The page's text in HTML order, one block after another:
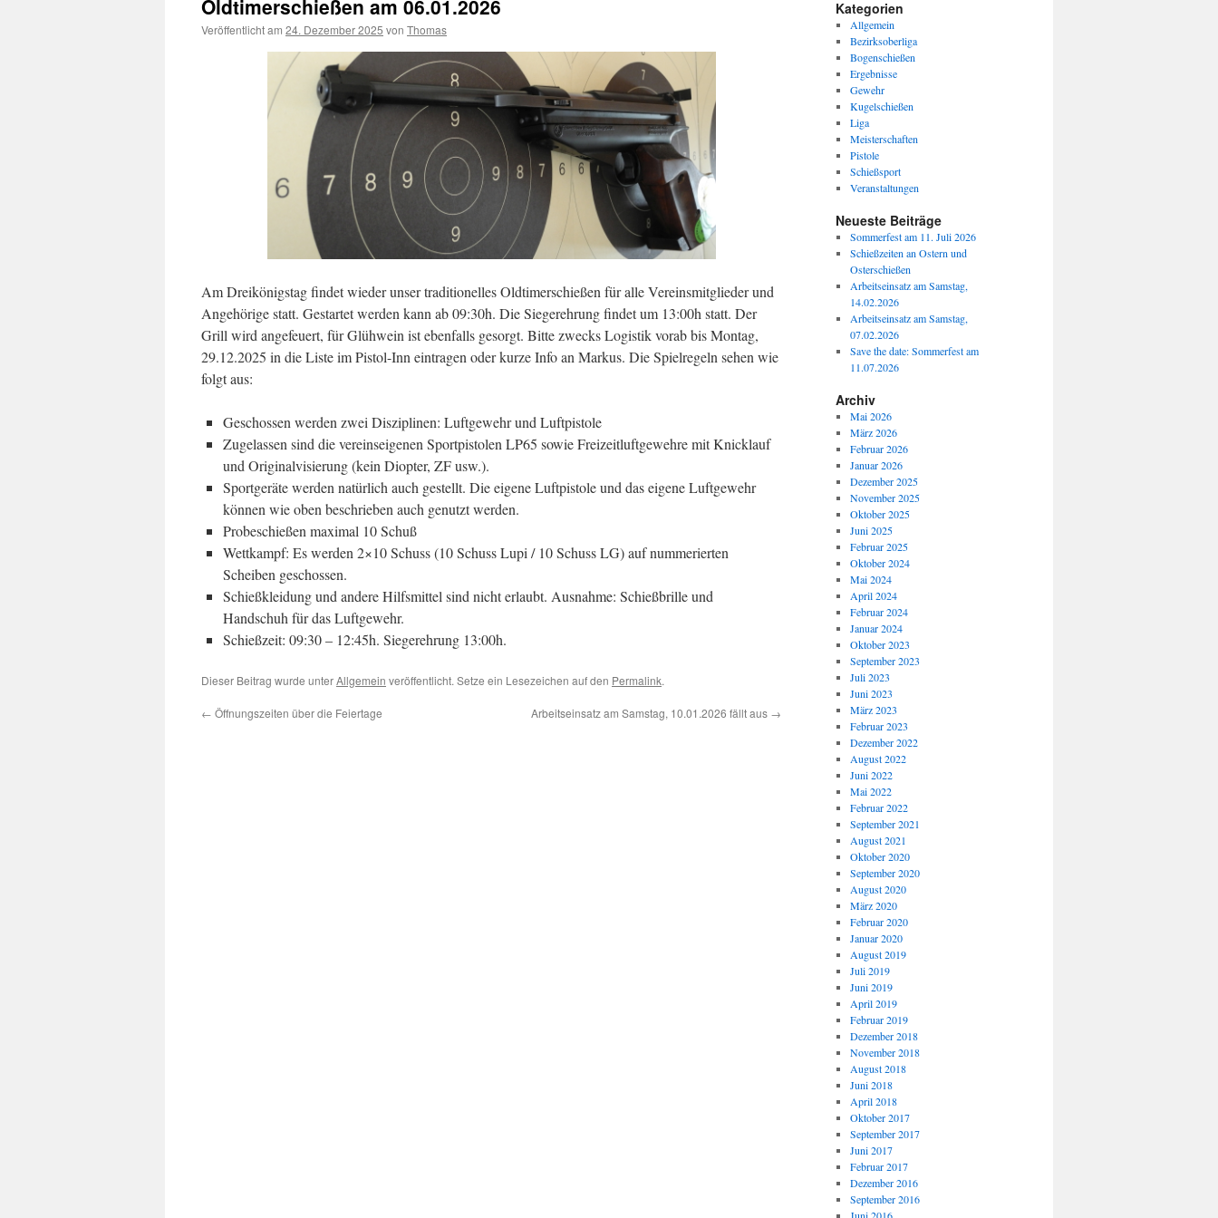
Oldtimerschießen am 06.01.2026
Veröffentlicht am 24. Dezember 2025 von Thomas
Am Dreikönigstag findet wieder unser traditionelles Oldtimerschießen für alle Vereinsmitglieder und
Angehörige statt. Gestartet werden kann ab 09:30h. Die Siegerehrung findet um 13:00h statt. Der
Grill wird angefeuert, für Glühwein ist ebenfalls gesorgt. Bitte zwecks Logistik vorab bis Montag,
29.12.2025 in die Liste im Pistol-Inn eintragen oder kurze Info an Markus. Die Spielregeln sehen wie
folgt aus:
Geschossen werden zwei Disziplinen: Luftgewehr und Luftpistole
Zugelassen sind die vereinseigenen Sportpistolen LP65 sowie Freizeitluftgewehre mit Knicklauf
und Originalvisierung (kein Diopter, ZF usw.).
Sportgeräte werden natürlich auch gestellt. Die eigene Luftpistole und das eigene Luftgewehr
können wie oben beschrieben auch genutzt werden.
Probeschießen maximal 10 Schuß
Wettkampf: Es werden 2×10 Schuss (10 Schuss Lupi / 10 Schuss LG) auf nummerierten
Scheiben geschossen.
Schießkleidung und andere Hilfsmittel sind nicht erlaubt. Ausnahme: Schießbrille und
Handschuh für das Luftgewehr.
Schießzeit: 09:30 – 12:45h. Siegerehrung 13:00h.
Dieser Beitrag wurde unterAllgemein veröffentlicht. Setze ein Lesezeichen auf den Permalink.
← Öffnungszeiten über die Feiertage Arbeitseinsatz am Samstag, 10.01.2026 fällt aus →
Kategorien
Allgemein
Bezirksoberliga
Bogenschießen
Ergebnisse
Gewehr
Kugelschießen
Liga
Meisterschaften
Pistole
Schießsport
Veranstaltungen
Neueste Beiträge
Sommerfest am 11. Juli 2026
Schießzeiten an Ostern und
Osterschießen
Arbeitseinsatz am Samstag,
14.02.2026
Arbeitseinsatz am Samstag,
07.02.2026
Save the date: Sommerfest am
11.07.2026
Archiv
Mai 2026
März 2026
Februar 2026
Januar 2026
Dezember 2025
November 2025
Oktober 2025
Juni 2025
Februar 2025
Oktober 2024
Mai 2024
April 2024
Februar 2024
Januar 2024
Oktober 2023
September 2023
Juli 2023
Juni 2023
März 2023
Februar 2023
Dezember 2022
August 2022
Juni 2022
Mai 2022
Februar 2022
September 2021
August 2021
Oktober 2020
September 2020
August 2020
März 2020
Februar 2020
Januar 2020
August 2019
Juli 2019
Juni 2019
April 2019
Februar 2019
Dezember 2018
November 2018
August 2018
Juni 2018
April 2018
Oktober 2017
September 2017
Juni 2017
Februar 2017
Dezember 2016
September 2016